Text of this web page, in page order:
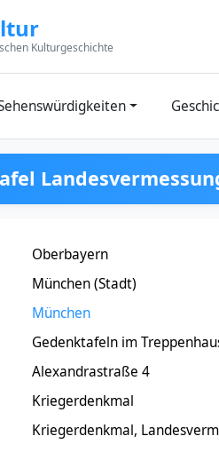
Kulturgeschichte
Oberbayern
München (Stadt)
München
Gedenktafeln im
Alexandrastraße 4
Kriegerdenkmal
Kriegerdenkmal,